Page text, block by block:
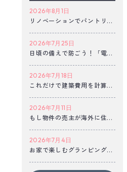
リノベーションでパントリー
ご紹介
【秋田市/カントリーガーデ
ン不動産】
2026年8月1日
日頃の備えで防ごう！「電気
【秋田市/カントリーガーデ
ン不動産】
2026年7月25日
これだけで建築費用を計算し
【秋田市/カントリーガーデ
ン不動産】
2026年7月18日
もし物件の売主が海外に住ん
の注意点
【秋田市/カントリーガーデ
ン不動産】
2026年7月11日
お家で楽しむグランピング風
2026年7月4日